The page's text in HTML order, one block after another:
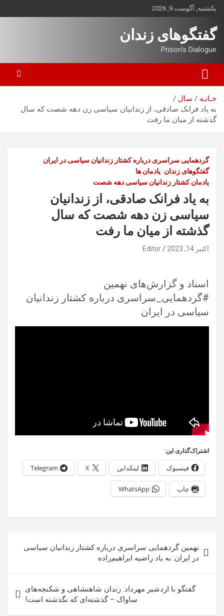
بروید
یکشنبه, آگوست 9, 2026
گفتگوهای زندان
Prison's Dialogue
خـانـه
سال
به یاد فرانک صادقی، از زندانیان سیاسی زن دهه شصت که سال
گذشته از میان ما رفت
گردهمایی سراسری درباره کشتار زندانیان سیاسی در ایران
گفتگوهای زندان یادمان ها
یادمان کشتار زندانیان سیاسی دهه شصت
به یاد فرانک صادقی، از زندانیان
سیاسی زن دهه شصت که سال
گذشته از میان ما رفت
اکتبر 14, 2023 Editor
اسناد و گزارش‌های نهمین
#گردهمایی_سراسری درباره کشتار زندانیان
سیاسی در ایران
اشتراک‌گذاری این:
فیسبوک لینکداین X
Telegram
چاپ WhatsApp
نوشته
نهمین گردهمایی سراسری درباره کشتار زندانیان سیاسی
در ایران: به یاد راضیه ابراهیم‌زاده
گفتگو با اردشیر مهرداد: زندان شاهنشاهی و شکنجه‌های
ساواک – گذشته‌ای که نگذشته است!